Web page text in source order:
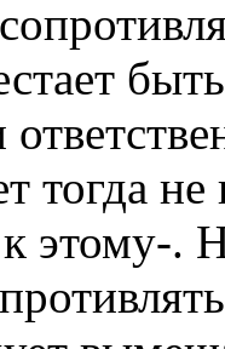
тогда
этому-.